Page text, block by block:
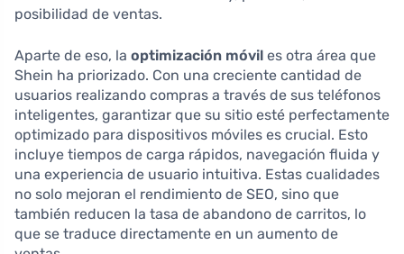
posibilidad de ventas.
Aparte de eso, la optimización móvil es otra área que
Shein ha priorizado. Con una creciente cantidad de
usuarios realizando compras a través de sus teléfonos
inteligentes, garantizar que su sitio esté perfectamente
optimizado para dispositivos móviles es crucial. Esto
incluye tiempos de carga rápidos, navegación fluida y
una experiencia de usuario intuitiva. Estas cualidades
no solo mejoran el rendimiento de SEO, sino que
también reducen la tasa de abandono de carritos, lo
que se traduce directamente en un aumento de